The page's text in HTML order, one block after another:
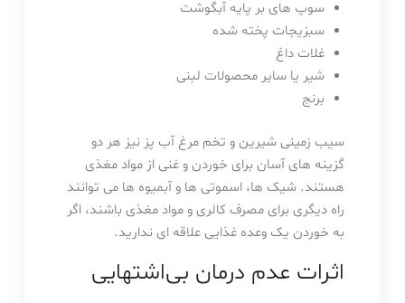
سوپ های بر پایه آبگوشت
سبزیجات پخته شده
غلات داغ
شیر یا سایر محصولات لبنی
برنج
سیب زمینی شیرین و تخم مرغ آب پز نیز هر دو
گزینه های آسان برای خوردن و غنی از مواد مغذی
هستند. شیک ها، اسموتی ها و آبمیوه ها می توانند
راه دیگری برای مصرف کالری و مواد مغذی باشند، اگر
به خوردن یک وعده غذایی علاقه ای ندارید.
اثرات عدم درمان بی‌اشتهایی